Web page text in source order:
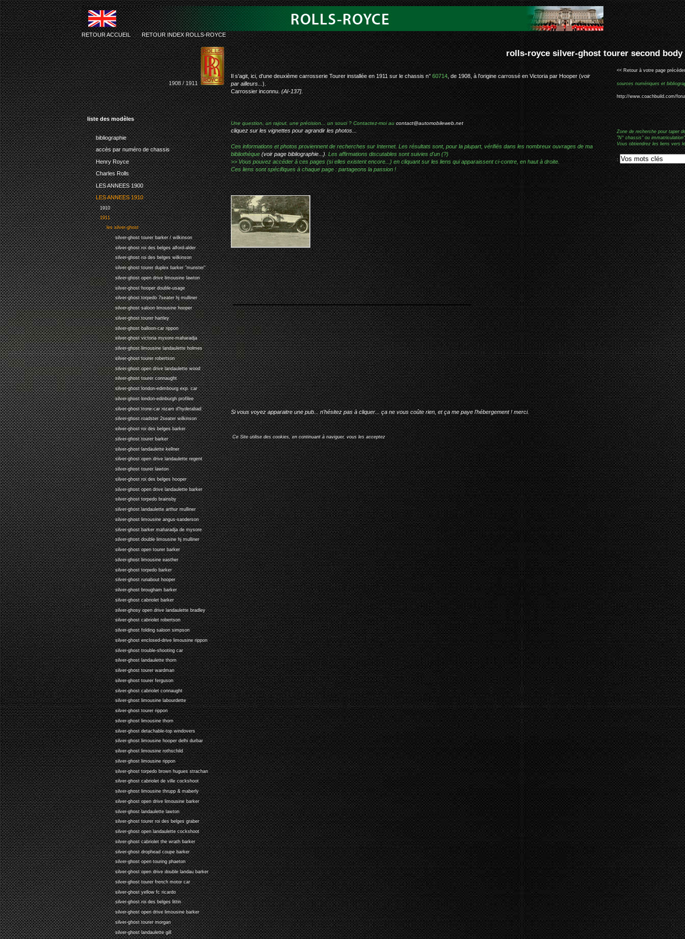
liste des modèles
bibliographie
accès par numéro de chassis
Henry Royce
Charles Rolls
LES ANNEES 1900
LES ANNEES 1910
1910
1911
les silver-ghost
silver-ghost tourer barker / wilkinson
silver-ghost roi des belges alford-alder
silver-ghost roi des belges wilkinson
silver-ghost tourer duplex barker "munster"
silver-ghost open drive limousine lawton
silver-ghost hooper double-usage
silver-ghost torpedo 7seater hj mulliner
silver-ghost saloon limousine hooper
silver-ghost tourer hartley
silver-ghost balloon-car rippon
silver-ghost victoria mysore-maharadja
silver-ghost limousine landaulette holmes
silver-ghost tourer robertson
silver-ghost open drive landaulette wood
silver-ghost tourer connaught
silver-ghost london-edimbourg exp. car
silver-ghost london-edinburgh profilee
silver-ghost trone-car nizam d'hyderabad
silver-ghost roadster 2seater wilkinson
silver-ghost roi des belges barker
silver-ghost tourer barker
silver-ghost landaulette kellner
silver-ghost open drive landaulette regent
silver-ghost tourer lawton
silver-ghost roi des belges hooper
silver-ghost open drive landaulette barker
silver-ghost torpedo brainsby
silver-ghost landaulette arthur mulliner
silver-ghost limousine angus-sanderson
silver-ghost barker maharadja de mysore
silver-ghost double limousine hj mulliner
silver-ghost open tourer barker
silver-ghost limousine easther
silver-ghost torpedo barker
silver-ghost runabout hooper
silver-ghost brougham barker
silver-ghost cabriolet barker
silver-ghosy open drive landaulette bradley
silver-ghost cabriolet robertson
silver-ghost folding saloon simpson
silver-ghost enclosed-drive limousine rippon
silver-ghost trouble-shooting car
silver-ghost landaulette thorn
silver-ghost tourer wardman
silver-ghost tourer ferguson
silver-ghost cabriolet connaught
silver-ghost limousine labourdette
silver-ghost tourer rippon
silver-ghost limousine thorn
silver-ghost detachable-top windovers
silver-ghost limousine hooper delhi durbar
silver-ghost limousine rothschild
silver-ghost limousine rippon
silver-ghost torpedo brown hugues strachan
silver-ghost cabriolet de ville cockshoot
silver-ghost limousine thrupp & maberly
silver-ghost open drive limousine barker
silver-ghost landaulette lawton
silver-ghost tourer roi des belges graber
silver-ghost open landaulette cockshoot
silver-ghost cabriolet the wrath barker
silver-ghost drophead coupe barker
silver-ghost open touring phaeton
silver-ghost open drive double landau barker
silver-ghost tourer french motor car
silver-ghost yellow fc ricardo
silver-ghost roi des belges littin
silver-ghost open drive limousine barker
silver-ghost tourer morgan
silver-ghost landaulette gill
rolls-royce silver-ghost tourer second body #60714
RETOUR ACCUEIL-RETOUR INDEX ROLLS-ROYCE
1908 / 1911
Il s'agit, ici, d'une deuxième carrosserie Tourer installée en 1911 sur le chassis n° 60714 , de 1908, à l'origine carrossé en Victoria par Hooper (voir
par ailleurs...).
Carrossier inconnu.(AI-137].
Une question, un rajout, une précision... un souci ? Contactez-moi aucontact@automobileweb.net
cliquez sur les vignettes pour agrandir les photos...
Ces informations et photos proviennent de recherches sur Internet. Les résultats sont, pour la plupart, vérifiés dans les nombreux ouvrages de ma
bibliothèque(voir page bibliographie...). Les affirmations discutables sont suivies d'un (?)
>> Vous pouvez accéder à ces pages (si elles existent encore...) en cliquant sur les liens qui apparaissent ci-contre, en haut à droite.
Ces liens sont spécifiques à chaque page : partageons la passion !
Si vous voyez apparaitre une pub... n'hésitez pas à cliquer... ça ne vous coûte rien, et ça me paye l'hébergement ! merci.
Ce Site utilise des cookies, en continuant à naviguer, vous les acceptez
<< Retour à votre page
sources numériques et
http://www.coachbuild.com/
Zone de recherche pour taper
"N° chassis" ou
Vous obtiendrez les liens vers
: